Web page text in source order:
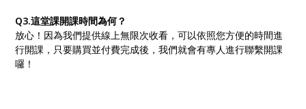
Q3.這堂課開課時間為何？
放心！因為我們提供線上無限次收看，可以依照您方便的時間進
行開課，只要購買並付費完成後，我們就會有專人進行聯繫開課
囉！